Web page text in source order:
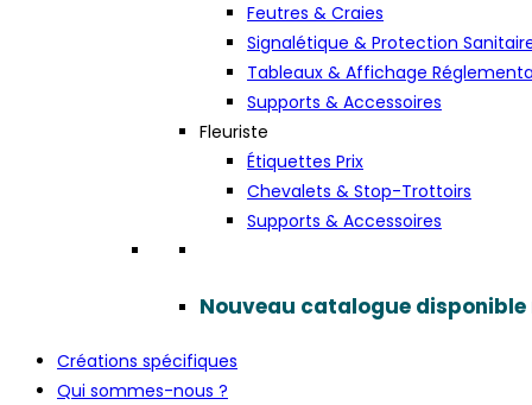
Feutres & Craies
Signalétique & Protection
Tableaux & Affichage
Supports & Accessoires
Fleuriste
Étiquettes Prix
Chevalets & Stop-Trottoirs
Supports & Accessoires
Nouveau catalogue
Créations spécifiques
Qui sommes-nous ?